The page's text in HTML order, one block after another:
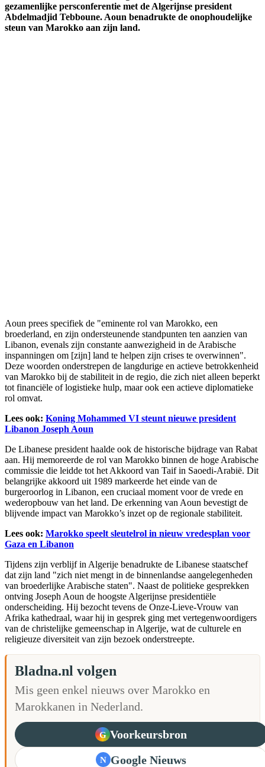
gezamenlijke persconferentie met de Algerijnse president
Abdelmadjid Tebboune. Aoun benadrukte de onophoudelijke
steun van Marokko aan zijn land.
Aoun prees specifiek de "eminente rol van Marokko, een
broederland, en zijn ondersteunende standpunten ten aanzien van
Libanon, evenals zijn constante aanwezigheid in de Arabische
inspanningen om [zijn] land te helpen zijn crises te overwinnen".
Deze woorden onderstrepen de langdurige en actieve betrokkenheid
van Marokko bij de stabiliteit in de regio, die zich niet alleen beperkt
tot financiële of logistieke hulp, maar ook een actieve diplomatieke
rol omvat.
Lees ook: Koning Mohammed VI steunt nieuwe president
Libanon Joseph Aoun
De Libanese president haalde ook de historische bijdrage van Rabat
aan. Hij memoreerde de rol van Marokko binnen de hoge Arabische
commissie die leidde tot het Akkoord van Taif in Saoedi-Arabië. Dit
belangrijke akkoord uit 1989 markeerde het einde van de
burgeroorlog in Libanon, een cruciaal moment voor de vrede en
wederopbouw van het land. De erkenning van Aoun bevestigt de
blijvende impact van Marokko’s inzet op de regionale stabiliteit.
Lees ook: Marokko speelt sleutelrol in nieuw vredesplan voor
Gaza en Libanon
Tijdens zijn verblijf in Algerije benadrukte de Libanese staatschef
dat zijn land "zich niet mengt in de binnenlandse aangelegenheden
van broederlijke Arabische staten". Naast de politieke gesprekken
ontving Joseph Aoun de hoogste Algerijnse presidentiële
onderscheiding. Hij bezocht tevens de Onze-Lieve-Vrouw van
Afrika kathedraal, waar hij in gesprek ging met vertegenwoordigers
van de christelijke gemeenschap in Algerije, wat de culturele en
religieuze diversiteit van zijn bezoek onderstreepte.
Bladna.nl volgen
Mis geen enkel nieuws over Marokko en
Marokkanen in Nederland.
G Voorkeursbron
N Google Nieuws